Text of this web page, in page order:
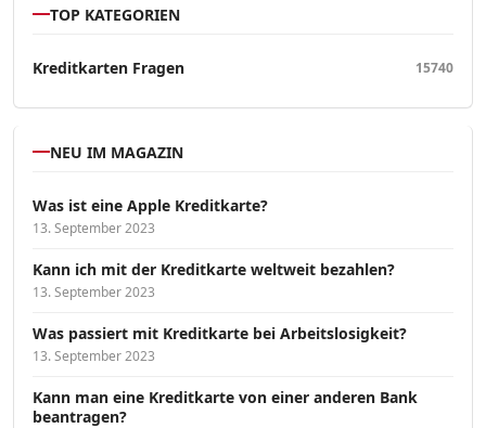
TOP KATEGORIEN
Kreditkarten Fragen 15740
NEU IM MAGAZIN
Was ist eine Apple Kreditkarte?
13. September 2023
Kann ich mit der Kreditkarte weltweit bezahlen?
13. September 2023
Was passiert mit Kreditkarte bei Arbeitslosigkeit?
13. September 2023
Kann man eine Kreditkarte von einer anderen Bank
beantragen?